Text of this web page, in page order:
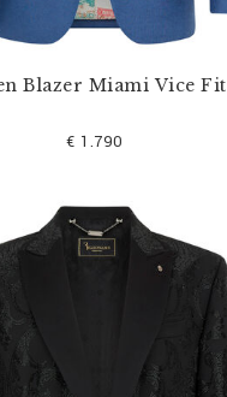
Blazer Miami Vice Fit
€ 1.790